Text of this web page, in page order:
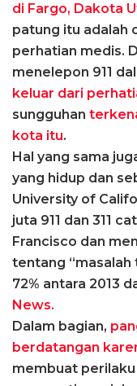
di Fargo, Dakota
patung itu adalah
perhatian medis.
menelepon 911
keluar dari
sungguhan
kota itu.
Hal yang sama
yang hidup dan
University of
juta 911 dan 311
Francisco dan
tentang
72% antara 2013
News.
Dalam bagian,
berdatangan
membuat